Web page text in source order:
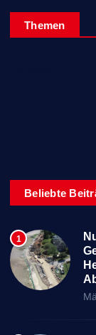
Themen
Beliebte
1